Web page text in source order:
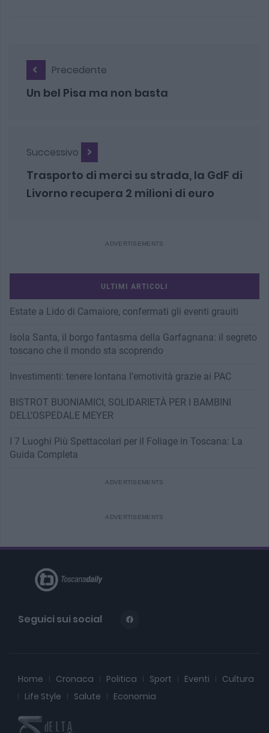
Precedente
Un bel Pisa ma non basta
Successivo
Trasporto di merci su strada, la GdF di
Livorno recupera 2 milioni di euro
ULTIMI ARTICOLI
Estate a Lido di Camaiore, confermati gli eventi grauiti
Isola Santa, il borgo fantasma della Garfagnana: il segreto
toscano che il mondo sta scoprendo
Investimenti: tenere lontana l’emotività grazie ai PAC
BISTROT BUONIAMICI, SOLIDARIETÀ PER I BAMBINI
DELL’OSPEDALE MEYER
I 7 Luoghi Più Spettacolari per il Foliage in Toscana: La
Guida Completa
Seguici sui social
Home Cronaca Politica Sport Eventi
Cultura
Life Style
Salute Economia